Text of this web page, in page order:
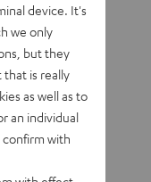
device. It's
we only
but they
that is really
as well as to
an individual
with